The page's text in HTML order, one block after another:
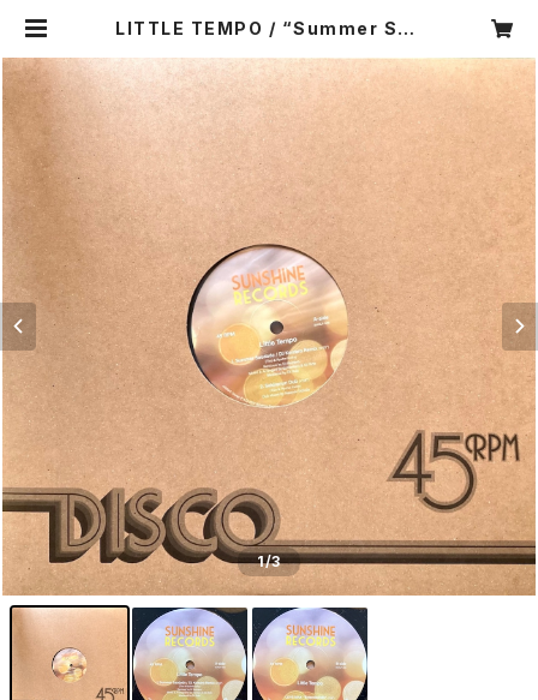
LITTLE TEMPO / “Summer Sau
UNLP-009) | littletempo
1/3